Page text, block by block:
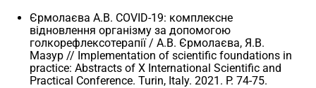
Єрмолаєва А.В. COVID-19: комплексне
відновлення організму за допомогою
голкорефлексотерапії / А.В. Єрмолаєва, Я.В.
Мазур // Implementation of scientific foundations in
practice: Abstracts of X International Scientific and
Practical Conference. Turin, Italy. 2021. P. 74-75.